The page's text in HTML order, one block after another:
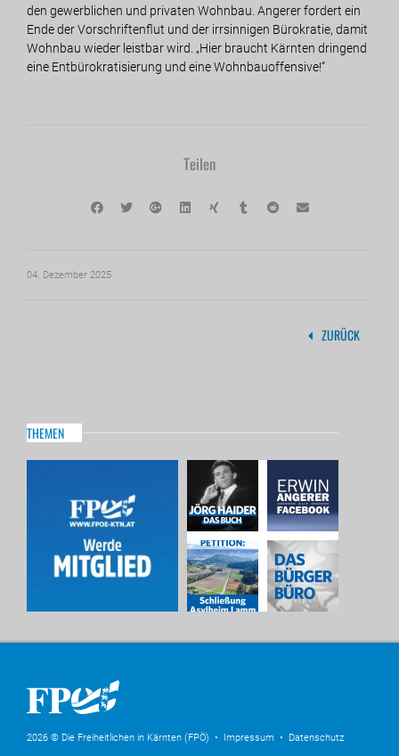
den gewerblichen und privaten Wohnbau. Angerer fordert ein
Ende der Vorschriftenflut und der irrsinnigen Bürokratie, damit
Wohnbau wieder leistbar wird. „Hier braucht Kärnten dringend
eine Entbürokratisierung und eine Wohnbauoffensive!“
Teilen
04. Dezember 2025
ZURÜCK
THEMEN
2026 © Die Freiheitlichen in Kärnten (FPÖ) • Impressum • Datenschutz